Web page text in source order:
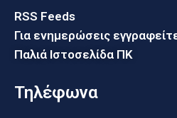
RSS Feeds
Για ενημερώσεις
Παλιά Ιστοσελίδα ΠΚ
Τηλέφωνα